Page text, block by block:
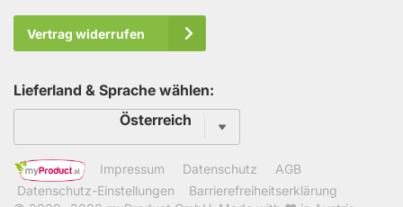
Vertrag widerrufen
Lieferland & Sprache wählen:
Österreich
Impressum Datenschutz
AGB
Datenschutz-Einstellungen
Barrierefreiheitserklärung